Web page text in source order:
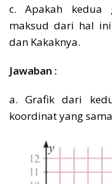
c. Apakah kedua
maksud dari hal
dan Kakaknya.
Jawaban :
a. Grafik dari
koordinat yang